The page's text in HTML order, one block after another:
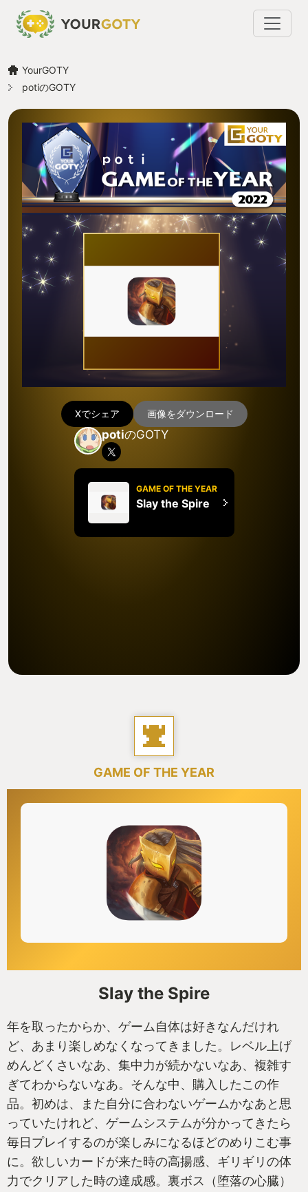
YourGOTY
potiのGOTY
Xでシェア 画像をダウンロード
potiのGOTY
GAME OF THE YEAR
Slay the Spire
GAME OF THE YEAR
Slay the Spire
年を取ったからか、ゲーム自体は好きなんだけれ
ど、あまり楽しめなくなってきました。レベル上げ
めんどくさいなあ、集中力が続かないなあ、複雑す
ぎてわからないなあ。そんな中、購入したこの作
品。初めは、また自分に合わないゲームかなあと思
っていたけれど、ゲームシステムが分かってきたら
毎日プレイするのが楽しみになるほどのめりこむ事
に。欲しいカードが来た時の高揚感、ギリギリの体
力でクリアした時の達成感。裏ボス（堕落の心臓）